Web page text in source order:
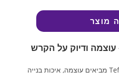
מוצר
ודיוק על הקרש
מגהצי האדים הקלאסיים של Tefal מביאים עוצמה, איכות בנייה